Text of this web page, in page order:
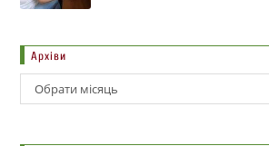
Архіви
Обрати місяць